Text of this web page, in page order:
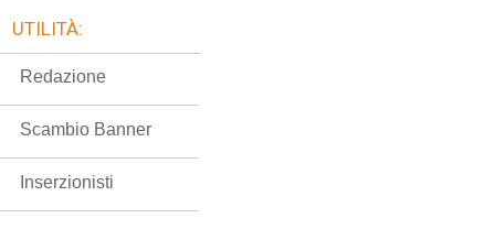
UTILITÀ:
Redazione
Scambio Banner
Inserzionisti